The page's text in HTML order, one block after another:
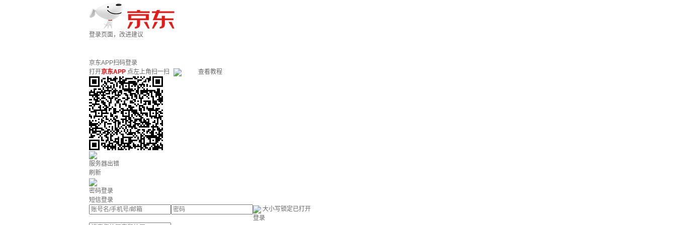
登录页面，改进建议
京东APP扫码登录
打开京东APP 点左上角扫一扫 查看教程
服务器出错
刷新
密码登录
短信登录
大小写锁定已打开
登录